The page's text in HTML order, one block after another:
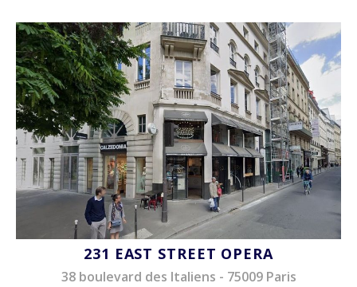
231 EAST STREET OPERA
38 boulevard des Italiens - 75009 Paris